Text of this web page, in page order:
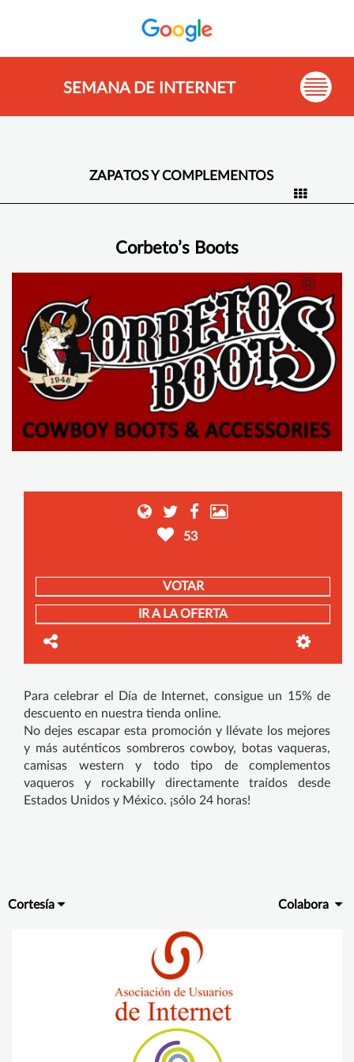
SEMANA DE INTERNET
ZAPATOS Y COMPLEMENTOS
Corbeto’s Boots
53
VOTAR
IR A LA OFERTA
Para celebrar el Día de Internet, consigue un 15% de
descuento en nuestra tienda online.
No dejes escapar esta promoción y llévate los mejores
y más auténticos sombreros cowboy, botas vaqueras,
camisas western y todo tipo de complementos
vaqueros y rockabilly directamente traídos desde
Estados Unidos y México. ¡sólo 24 horas!
Cortesía Colabora